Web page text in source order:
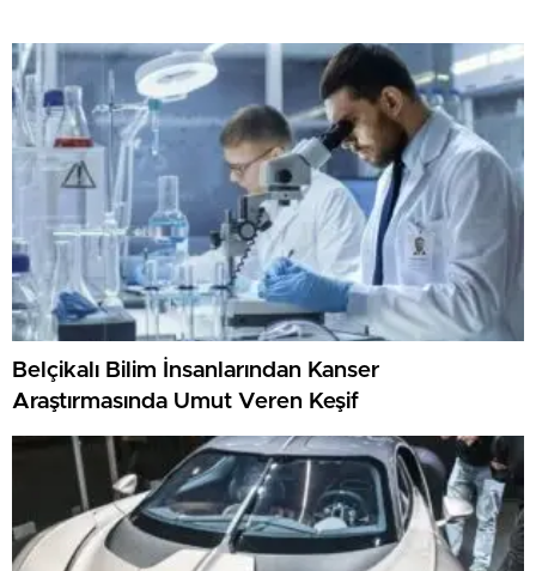
Belçikalı Bilim İnsanlarından Kanser
Araştırmasında Umut Veren Keşif